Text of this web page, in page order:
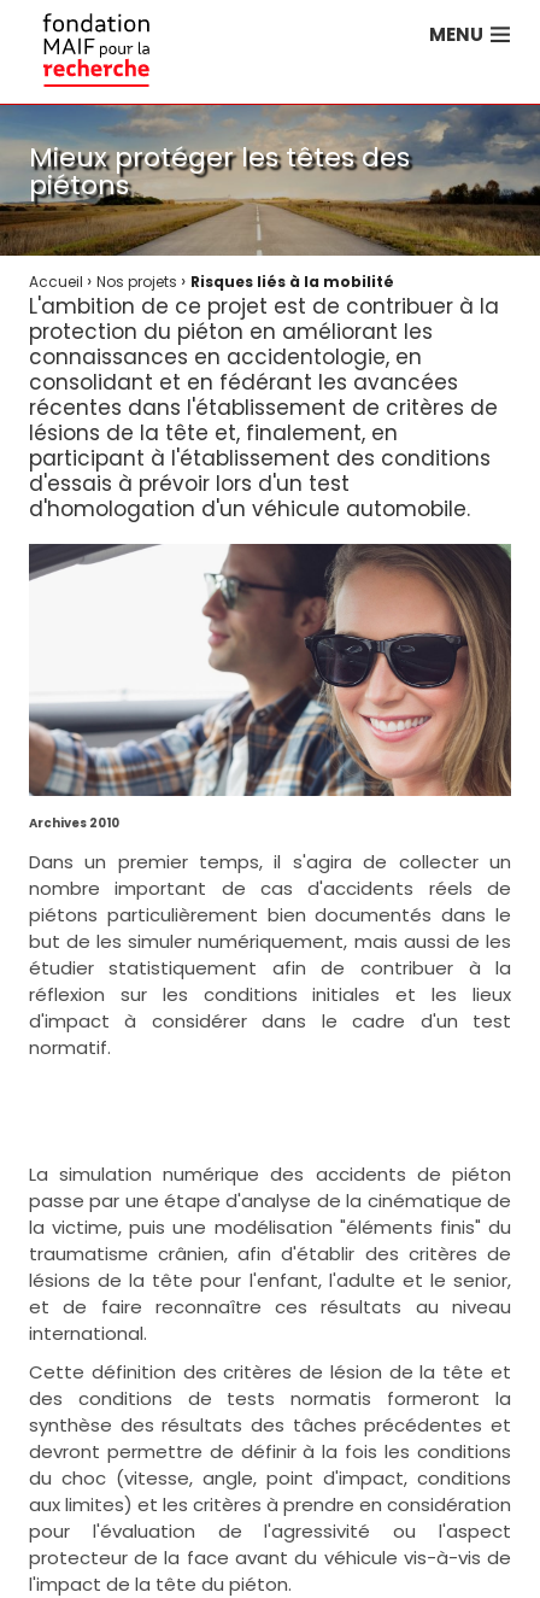
MENU
Mieux protéger les têtes des
piétons
Accueil › Nos projets › Risques liés à la mobilité
L'ambition de ce projet est de contribuer à la
protection du piéton en améliorant les
connaissances en accidentologie, en
consolidant et en fédérant les avancées
récentes dans l'établissement de critères de
lésions de la tête et, finalement, en
participant à l'établissement des conditions
d'essais à prévoir lors d'un test
d'homologation d'un véhicule automobile.
Archives 2010
Dans un premier temps, il s'agira de collecter un
nombre important de cas d'accidents réels de
piétons particulièrement bien documentés dans le
but de les simuler numériquement, mais aussi de les
étudier statistiquement afin de contribuer à la
réflexion sur les conditions initiales et les lieux
d'impact à considérer dans le cadre d'un test
normatif.
La simulation numérique des accidents de piéton
passe par une étape d'analyse de la cinématique de
la victime, puis une modélisation "éléments finis" du
traumatisme crânien, afin d'établir des critères de
lésions de la tête pour l'enfant, l'adulte et le senior,
et de faire reconnaître ces résultats au niveau
international.
Cette définition des critères de lésion de la tête et
des conditions de tests normatis formeront la
synthèse des résultats des tâches précédentes et
devront permettre de définir à la fois les conditions
du choc (vitesse, angle, point d'impact, conditions
aux limites) et les critères à prendre en considération
pour l'évaluation de l'agressivité ou l'aspect
protecteur de la face avant du véhicule vis-à-vis de
l'impact de la tête du piéton.